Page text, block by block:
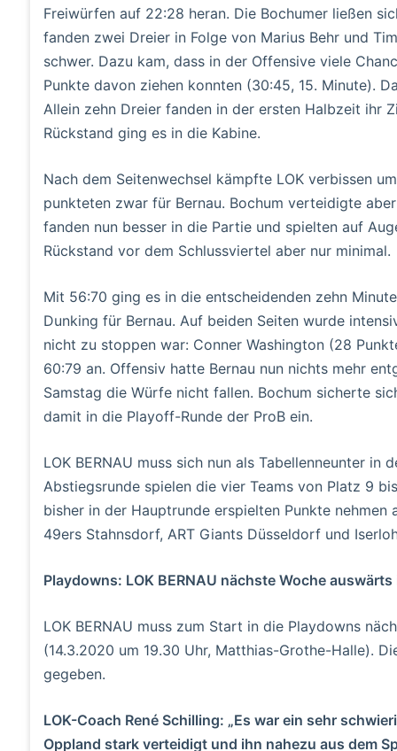
Freiwürfen auf 22:28 heran. Die Bochumer ließen
fanden zwei Dreier in Folge von Marius Behr und
schwer. Dazu kam, dass in der Offensive viele
Punkte davon ziehen konnten (30:45, 15. Minute).
Allein zehn Dreier fanden in der ersten Halbzeit ihr
Rückstand ging es in die Kabine.
Nach dem Seitenwechsel kämpfte LOK verbissen
punkteten zwar für Bernau. Bochum verteidigte
fanden nun besser in die Partie und spielten auf
Rückstand vor dem Schlussviertel aber nur minimal.
Mit 56:70 ging es in die entscheidenden zehn
Dunking für Bernau. Auf beiden Seiten wurde
nicht zu stoppen war: Conner Washington (28
60:79 an. Offensiv hatte Bernau nun nichts mehr
Samstag die Würfe nicht fallen. Bochum sicherte
damit in die Playoff-Runde der ProB ein.
LOK BERNAU muss sich nun als Tabellenneunter in
Abstiegsrunde spielen die vier Teams von Platz 9
bisher in der Hauptrunde erspielten Punkte nehmen
49ers Stahnsdorf, ART Giants Düsseldorf und
Playdowns: LOK BERNAU nächste Woche
LOK BERNAU muss zum Start in die Playdowns
(14.3.2020 um 19.30 Uhr, Matthias-Grothe-Halle).
gegeben.
LOK-Coach René Schilling: „Es war ein sehr
Oppland stark verteidigt und ihn nahezu aus dem